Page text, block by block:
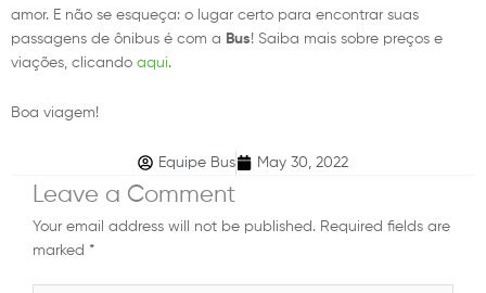
amor. E não se esqueça: o lugar certo para encontrar suas
passagens de ônibus é com a Bus! Saiba mais sobre preços e
viações, clicando aqui.
Boa viagem!
Equipe Bus May 30, 2022
Leave a Comment
Your email address will not be published. Required fields are
marked *